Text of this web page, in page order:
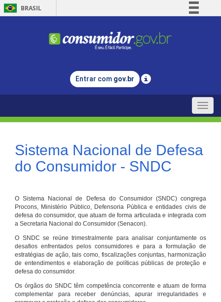
BRASIL
Comunica BR
Legislação
Entrar com gov.br
Toggle
Sistema Nacional de Defesa
do Consumidor - SNDC
O Sistema Nacional de Defesa do Consumidor (SNDC) congrega
Procons, Ministério Público, Defensoria Pública e entidades civis de
defesa do consumidor, que atuam de forma articulada e integrada com
a Secretaria Nacional do Consumidor (Senacon).
O SNDC se reúne trimestralmente para analisar conjuntamente os
desafios enfrentados pelos consumidores e para a formulação de
estratégias de ação, tais como, fiscalizações conjuntas, harmonização
de entendimentos e elaboração de políticas públicas de proteção e
defesa do consumidor.
Os órgãos do SNDC têm competência concorrente e atuam de forma
complementar para receber denúncias, apurar irregularidades e